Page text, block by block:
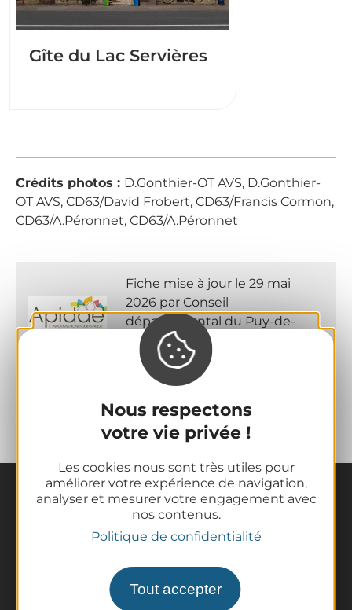
Nous respectons
votre vie privée !
Les cookies nous sont très utiles pour
améliorer votre expérience de navigation,
analyser et mesurer votre engagement avec
nos contenus.
Politique de confidentialité
Tout accepter
Gîte du Lac Servières
Crédits photos : D.Gonthier-OT AVS, D.Gonthier-
OT AVS, CD63/David Frobert, CD63/Francis Cormon,
CD63/A.Péronnet, CD63/A.Péronnet
Fiche mise à jour le 29 mai
2026 par Conseil
départemental du Puy-de-
Dôme
La destination